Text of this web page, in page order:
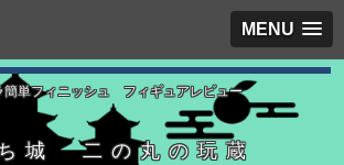
MENU
簡単フィニッシュ フィギュアレビュー
城 二の丸の玩蔵